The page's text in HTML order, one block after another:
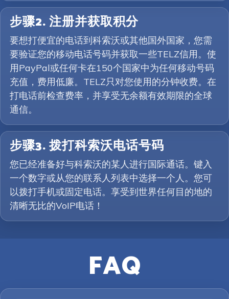
步骤2. 注册并获取积分
要想打便宜的电话到科索沃或其他国外国家，您需
要验证您的移动电话号码并获取一些TELZ信用。使
用PayPal或任何卡在150个国家中为任何移动号码
充值，费用低廉。TELZ只对您使用的分钟收费。在
打电话前检查费率，并享受无余额有效期限的全球
通信。
步骤3. 拨打科索沃电话号码
您已经准备好与科索沃的某人进行国际通话。键入
一个数字或从您的联系人列表中选择一个人。您可
以拨打手机或固定电话。享受到世界任何目的地的
清晰无比的VoIP电话！
FAQ